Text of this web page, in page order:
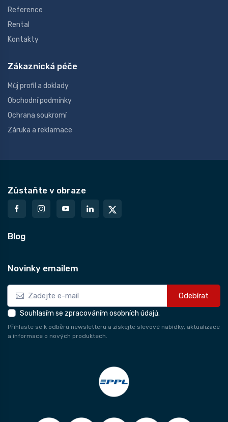
Reference
Rental
Kontakty
Zákaznická péče
Můj profil a doklady
Obchodní podmínky
Ochrana soukromí
Záruka a reklamace
Zůstaňte v obraze
Blog
Novinky emailem
Odebírat
Souhlasím se zpracováním osobních údajů.
Přihlaste se k odběru newsletteru a získejte slevové nabídky, aktualizace
a informace o nových produktech.